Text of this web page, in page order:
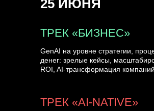
ТРЕК «БИЗНЕС»
GenAI на уровне стратегии,
денег: зрелые кейсы,
ROI, AI-трансформация компаний
ТРЕК «AI-NATIVE»
25 ИЮНЯ
УЗНАТЬ БОЛЬШЕ